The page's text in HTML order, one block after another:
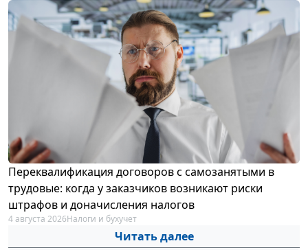
Переквалификация договоров с самозанятыми в
трудовые: когда у заказчиков возникают риски
штрафов и доначисления налогов
4 августа 2026Налоги и бухучет
Читать далее